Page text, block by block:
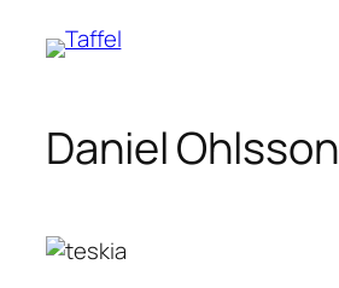
Hoppa
Daniel Ohlsson